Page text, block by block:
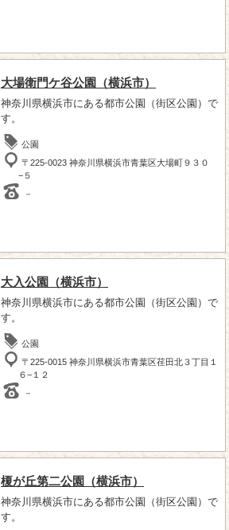
大場衛門ケ谷公園（横浜市）
神奈川県横浜市にある都市公園（街区公園）で
す。
公園
〒225-0023 神奈川県横浜市青葉区大場町９３０
−５
－
大入公園（横浜市）
神奈川県横浜市にある都市公園（街区公園）で
す。
公園
〒225-0015 神奈川県横浜市青葉区荏田北３丁目１
６−１２
－
榎が丘第二公園（横浜市）
神奈川県横浜市にある都市公園（街区公園）で
す。